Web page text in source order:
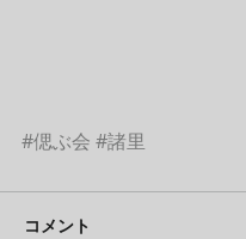
#偲ぶ会 #諸里
コメント